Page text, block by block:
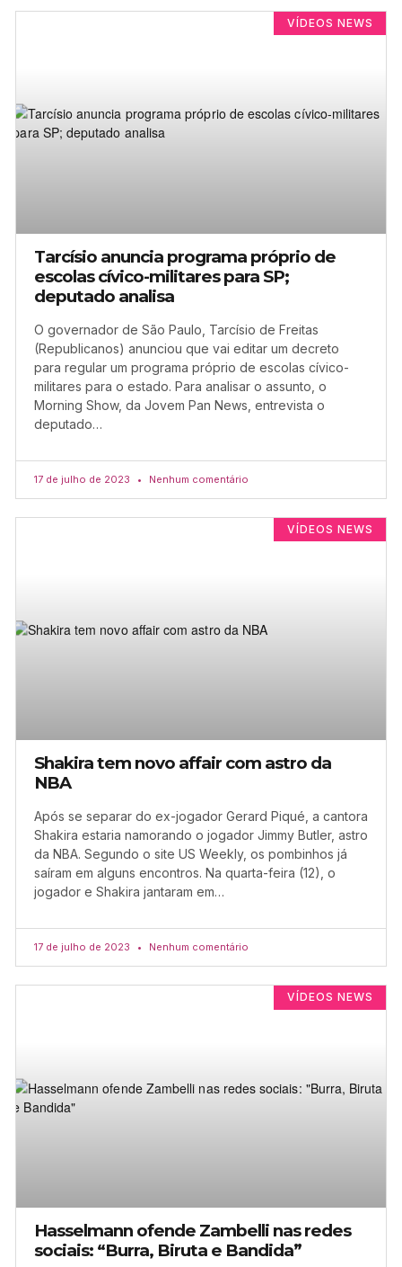
VÍDEOS NEWS
Tarcísio anuncia programa próprio de
escolas cívico-militares para SP;
deputado analisa
O governador de São Paulo, Tarcísio de Freitas
(Republicanos) anunciou que vai editar um decreto
para regular um programa próprio de escolas cívico-
militares para o estado. Para analisar o assunto, o
Morning Show, da Jovem Pan News, entrevista o
deputado…
17 de julho de 2023 Nenhum comentário
VÍDEOS NEWS
Shakira tem novo affair com astro da
NBA
Após se separar do ex-jogador Gerard Piqué, a cantora
Shakira estaria namorando o jogador Jimmy Butler, astro
da NBA. Segundo o site US Weekly, os pombinhos já
saíram em alguns encontros. Na quarta-feira (12), o
jogador e Shakira jantaram em…
17 de julho de 2023 Nenhum comentário
VÍDEOS NEWS
Hasselmann ofende Zambelli nas redes
sociais: “Burra, Biruta e Bandida”